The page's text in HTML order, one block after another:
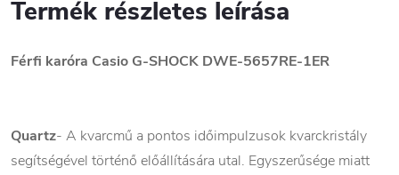
Termék részletes leírása
Férfi karóra Casio G-SHOCK DWE-5657RE-1ER
Quartz- A kvarcmű a pontos időimpulzusok kvarckristály
segítségével történő előállítására utal. Egyszerűsége miatt